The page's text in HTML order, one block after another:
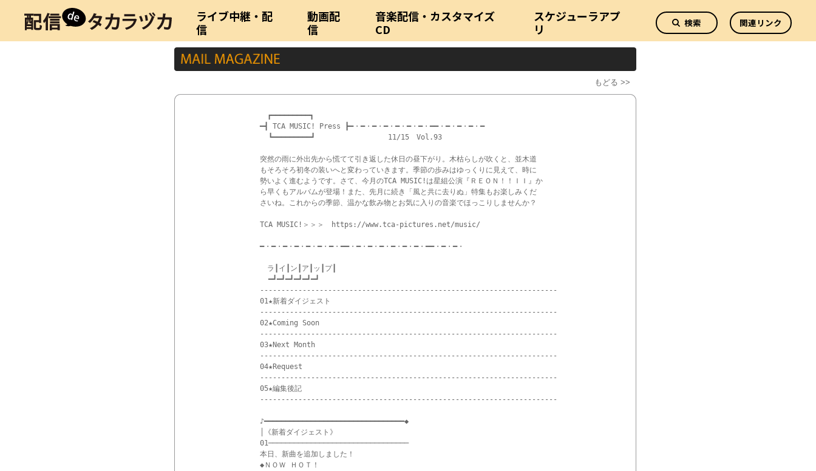
ライブ中継・配
信
動画配
信
音楽配信・カスタマイズ
CD
スケジューラアプ
リ
検索 関連リンク
もどる >>
┏━━━━━━━━━┓
━┫ TCA MUSIC! Press ┣━・━・━・━・━・━・━・━━・━・━・━・━
  ┗━━━━━━━━━┛　　　　　　　　　　11/15　Vol.93
突然の雨に外出先から慌てて引き返した休日の昼下がり。木枯らしが吹くと、並木道
もそろそろ初冬の装いへと変わっていきます。季節の歩みはゆっくりに見えて、時に
勢いよく進むようです。さて、今月のTCA MUSIC!は星組公演『ＲＥＯＮ！！ＩＩ』か
ら早くもアルバムが登場！また、先月に続き「風と共に去りぬ」特集もお楽しみくだ
さいね。これからの季節、温かな飲み物とお気に入りの音楽でほっこりしませんか？
TCA MUSIC!＞＞＞　https://www.tca-pictures.net/music/
━・━・━・━・━・━・━・━━・━・━・━・━・━・━・━━・━・━・
ラ┃イ┃ン┃ア┃ッ┃プ┃
  ━┛━┛━┛━┛━┛━┛
----------------------------------------------------------------------
01★新着ダイジェスト
----------------------------------------------------------------------
02★Coming Soon
----------------------------------------------------------------------
03★Next Month
----------------------------------------------------------------------
04★Request
----------------------------------------------------------------------
05★編集後記
----------------------------------------------------------------------
♪━━━━━━━━━━━━━━━━━━━━━━━━━━━━━━━━━◆
│《新着ダイジェスト》
01─────────────────────────────────
本日、新曲を追加しました！
◆ＮＯＷ ＨＯＴ！